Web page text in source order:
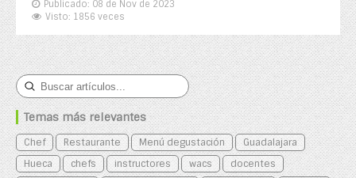
Publicado: 08 de Nov de 2023
Visto: 1856 veces
Temas más relevantes
Chef Restaurante Menú degustación
Guadalajara
Hueca
chefs instructores wacs
docentes